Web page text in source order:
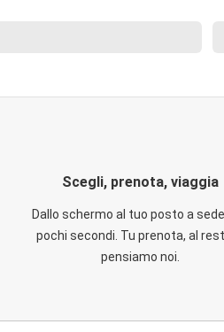
Scegli, prenota, viaggia
Dallo schermo al tuo posto a
pochi secondi. Tu prenota, al
pensiamo noi.